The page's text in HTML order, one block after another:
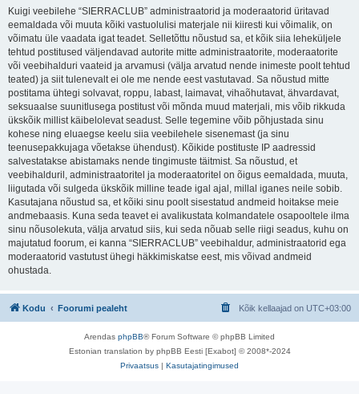
Kuigi veebilehe “SIERRACLUB” administraatorid ja moderaatorid üritavad
eemaldada või muuta kõiki vastuolulisi materjale nii kiiresti kui võimalik, on
võimatu üle vaadata igat teadet. Selletõttu nõustud sa, et kõik siia leheküljele
tehtud postitused väljendavad autorite mitte administraatorite, moderaatorite
või veebihalduri vaateid ja arvamusi (välja arvatud nende inimeste poolt tehtud
teated) ja siit tulenevalt ei ole me nende eest vastutavad. Sa nõustud mitte
postitama ühtegi solvavat, roppu, labast, laimavat, vihaõhutavat, ähvardavat,
seksuaalse suunitlusega postitust või mõnda muud materjali, mis võib rikkuda
ükskõik millist käibelolevat seadust. Selle tegemine võib põhjustada sinu
kohese ning eluaegse keelu siia veebilehele sisenemast (ja sinu
teenusepakkujaga võetakse ühendust). Kõikide postituste IP aadressid
salvestatakse abistamaks nende tingimuste täitmist. Sa nõustud, et
veebihalduril, administraatoritel ja moderaatoritel on õigus eemaldada, muuta,
liigutada või sulgeda ükskõik milline teade igal ajal, millal iganes neile sobib.
Kasutajana nõustud sa, et kõiki sinu poolt sisestatud andmeid hoitakse meie
andmebaasis. Kuna seda teavet ei avalikustata kolmandatele osapooltele ilma
sinu nõusolekuta, välja arvatud siis, kui seda nõuab selle riigi seadus, kuhu on
majutatud foorum, ei kanna “SIERRACLUB” veebihaldur, administraatorid ega
moderaatorid vastutust ühegi häkkimiskatse eest, mis võivad andmeid
ohustada.
Kodu Foorumi pealeht Kõik kellaajad on UTC+03:00
Arendas phpBB® Forum Software © phpBB Limited
Estonian translation by phpBB Eesti [Exabot] © 2008*-2024
Privaatsus | Kasutajatingimused